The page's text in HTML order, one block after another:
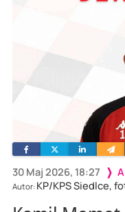
30 Maj 2026, 18:27
Autor: KP/KPS Siedlce,
FacebookTwitterLinkedin
e-